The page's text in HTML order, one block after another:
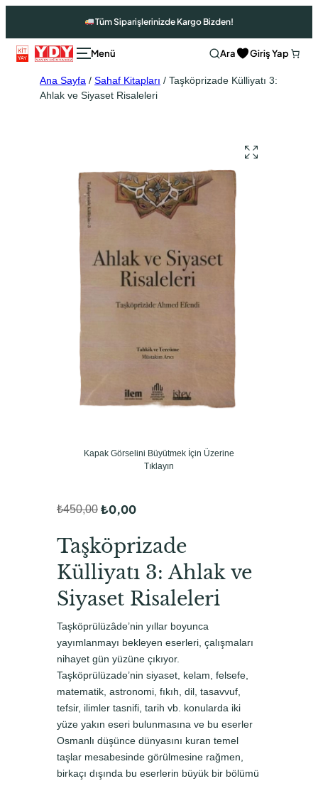
Tüm Siparişlerinizde Kargo Bizden!
Ara Giriş Yap
Ana Sayfa / Sahaf Kitapları / Taşköprizade Külliyatı 3:
Ahlak ve Siyaset Risaleleri
Kapak Görselini Büyütmek İçin Üzerine
Tıklayın
₺450,00
r
i
j
i
n
a
f
i
y
a
t
₺0,00
u
a
n
d
a
k
f
i
y
a
t
Taşköprizade
Külliyatı 3: Ahlak ve
Siyaset Risaleleri
Taşköprülüzâde’nin yıllar boyunca
yayımlanmayı bekleyen eserleri, çalışmaları
nihayet gün yüzüne çıkıyor.
Taşköprülüzade’nin siyaset, kelam, felsefe,
matematik, astronomi, fıkıh, dil, tasavvuf,
tefsir, ilimler tasnifi, tarih vb. konularda iki
yüze yakın eseri bulunmasına ve bu eserler
Osmanlı düşünce dünyasını kuran temel
taşlar mesabesinde görülmesine rağmen,
birkaçı dışında bu eserlerin büyük bir bölümü